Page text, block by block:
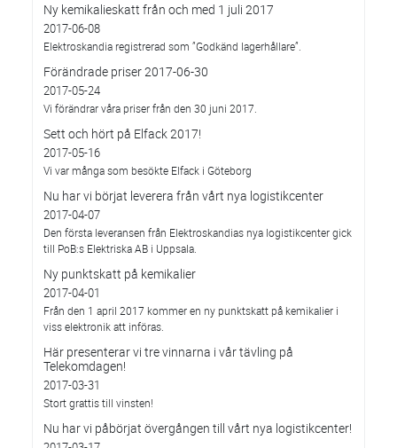
Ny kemikalieskatt från och med 1 juli 2017
2017-06-08
Elektroskandia registrerad som ”Godkänd lagerhållare”.
Förändrade priser 2017-06-30
2017-05-24
Vi förändrar våra priser från den 30 juni 2017.
Sett och hört på Elfack 2017!
2017-05-16
Vi var många som besökte Elfack i Göteborg
Nu har vi börjat leverera från vårt nya logistikcenter
2017-04-07
Den första leveransen från Elektroskandias nya logistikcenter gick
till PoB:s Elektriska AB i Uppsala.
Ny punktskatt på kemikalier
2017-04-01
Från den 1 april 2017 kommer en ny punktskatt på kemikalier i
viss elektronik att införas.
Här presenterar vi tre vinnarna i vår tävling på
Telekomdagen!
2017-03-31
Stort grattis till vinsten!
Nu har vi påbörjat övergången till vårt nya logistikcenter!